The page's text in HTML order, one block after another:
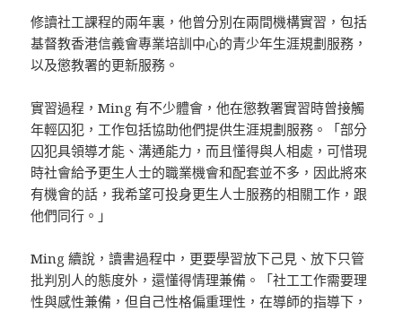
修讀社工課程的兩年裏，他曾分別在兩間機構實習，包括
基督教香港信義會專業培訓中心的青少年生涯規劃服務，
以及懲教署的更新服務。
實習過程，Ming 有不少體會，他在懲教署實習時曾接觸
年輕囚犯，工作包括協助他們提供生涯規劃服務。「部分
囚犯具領導才能、溝通能力，而且懂得與人相處，可惜現
時社會給予更生人士的職業機會和配套並不多，因此將來
有機會的話，我希望可投身更生人士服務的相關工作，跟
他們同行。」
Ming 續說，讀書過程中，更要學習放下己見、放下只管
批判別人的態度外，還懂得情理兼備。「社工工作需要理
性與感性兼備，但自己性格偏重理性，在導師的指導下，